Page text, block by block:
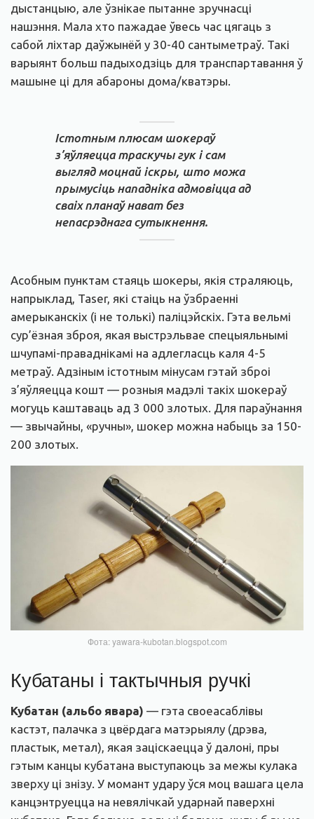
дыстанцыю, але ўзнікае пытанне зручнасці
нашэння. Мала хто пажадае ўвесь час цягаць з
сабой ліхтар даўжынёй у 30-40 сантыметраў. Такі
варыянт больш падыходзіць для транспартавання ў
машыне ці для абароны дома/кватэры.
Істотным плюсам шокераў
з’яўляецца траскучы гук і сам
выгляд моцнай іскры, што можа
прымусіць нападніка адмовіцца ад
сваіх планаў нават без
непасрэднага сутыкнення.
Асобным пунктам стаяць шокеры, якія страляюць,
напрыклад, Taser, які стаіць на ўзбраенні
амерыканскіх (і не толькі) паліцэйскіх. Гэта вельмі
сур’ёзная зброя, якая выстрэльвае спецыяльнымі
шчупамі-праваднікамі на адлегласць каля 4-5
метраў. Адзіным істотным мінусам гэтай зброі
з’яўляецца кошт — розныя мадэлі такіх шокераў
могуць каштаваць ад 3 000 злотых. Для параўнання
— звычайны, «ручны», шокер можна набыць за 150-
200 злотых.
Фота: yawara-kubotan.blogspot.com
Кубатаны і тактычныя ручкі
Кубатан (альбо явара) — гэта своеасаблівы
кастэт, палачка з цвёрдага матэрыялу (дрэва,
пластык, метал), якая заціскаецца ў далоні, пры
гэтым канцы кубатана выступаюць за межы кулака
зверху ці знізу. У момант удару ўся моц вашага цела
канцэнтруецца на невялічкай ударнай паверхні